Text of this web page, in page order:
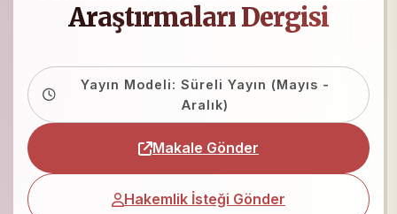
Araştırmaları Dergisi
Yayın Modeli: Süreli Yayın (Mayıs -
Aralık)
Makale Gönder
Hakemlik İsteği Gönder